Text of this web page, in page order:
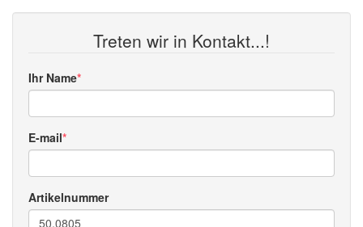
Treten wir in Kontakt...!
Ihr Name
E-mail
Artikelnummer